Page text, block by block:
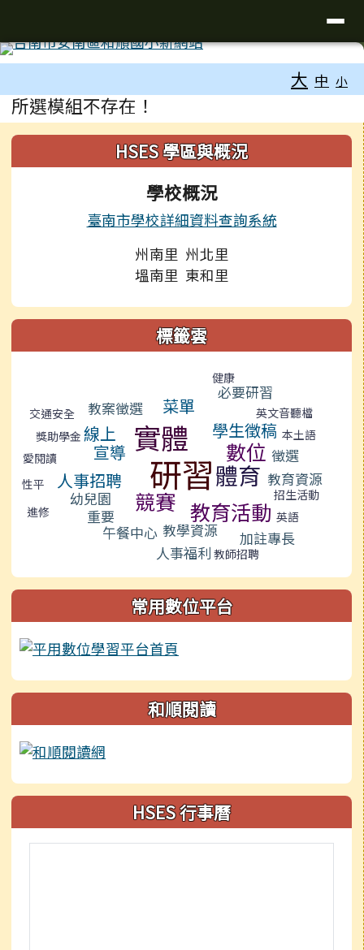
大 中 小
主內容區域
所選模組不存在！
左邊區域內容HSES 學區與概況
學校概況
臺南市學校詳細資料查詢系統
州南里 州北里
塭南里 東和里
標籤雲
健康
交通安全 教案徵選 菜單
必要研習
線上 實體 學生徵稿
英文音聽檔
獎助學金
愛閱讀
宣導 研習 數位
本土語
性平 人事招聘 體育
徵選
教育資源
幼兒園
競賽
進修 重要 教育活動
招生活動
午餐中心 教學資源
英語
人事福利
加註專長
教師招聘
常用數位平台
和順閱讀
HSES 行事曆
頁尾區域